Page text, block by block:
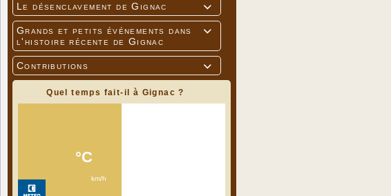

Le désenclavement de Gignac

Grands et petits événements dans
l'histoire récente de Gignac

Contributions
Quel temps fait-il à Gignac ?